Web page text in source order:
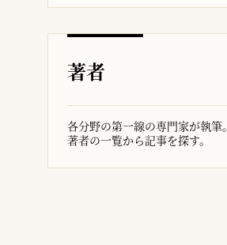
著者
各分野の第一線の専門家が執筆。
著者の一覧から記事を探す。